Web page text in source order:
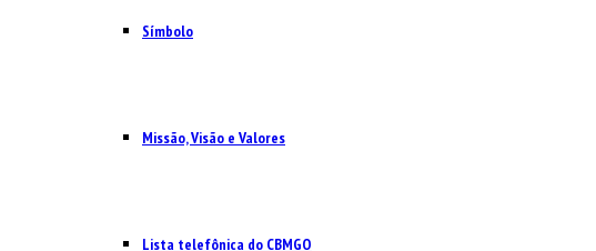
Símbolo
Missão, Visão e Valores
Lista telefônica do CBMGO